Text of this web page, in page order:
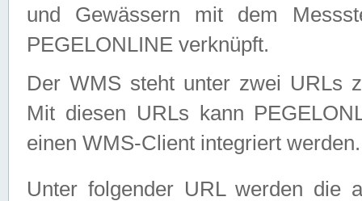
und Gewässern mit dem
PEGELONLINE verknüpft.
Der WMS steht unter zwei URLs
Mit diesen URLs kann
einen WMS-Client integriert werden.
Unter folgender URL werden die